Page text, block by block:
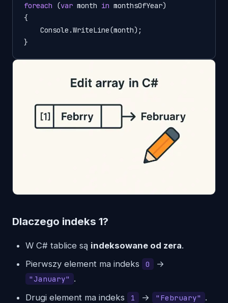
foreach (var month in monthsOfYear)
{
}
Dlaczego indeks 1?
W C# tablice są indeksowane od zera.
Pierwszy element ma indeks
0 →
"January" .
Drugi element ma indeks
1 → "February" .